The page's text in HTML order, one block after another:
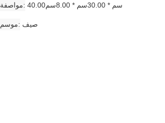
مواصفة 40.00سم * 30.00سم * 8.00سم
موسم صيف